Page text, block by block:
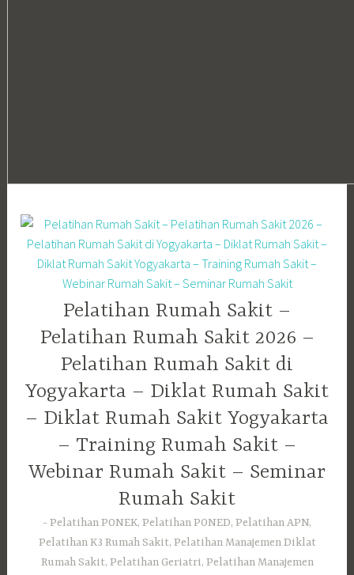
Pelatihan Rumah Sakit –
Pelatihan Rumah Sakit 2026 –
Pelatihan Rumah Sakit di
Yogyakarta – Diklat Rumah Sakit
– Diklat Rumah Sakit Yogyakarta
– Training Rumah Sakit –
Webinar Rumah Sakit – Seminar
Rumah Sakit
Pelatihan PONEK, Pelatihan PONED, Pelatihan APN,
Pelatihan K3 Rumah Sakit, Pelatihan Manajemen Diklat
Rumah Sakit, Pelatihan Geriatri, Pelatihan Manajemen